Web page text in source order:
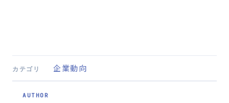
カテゴリ 企業動向